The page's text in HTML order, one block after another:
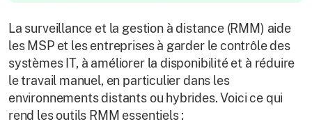
La surveillance et la gestion à distance (RMM) aide
les MSP et les entreprises à garder le contrôle des
systèmes IT, à améliorer la disponibilité et à réduire
le travail manuel, en particulier dans les
environnements distants ou hybrides. Voici ce qui
rend les outils RMM essentiels :